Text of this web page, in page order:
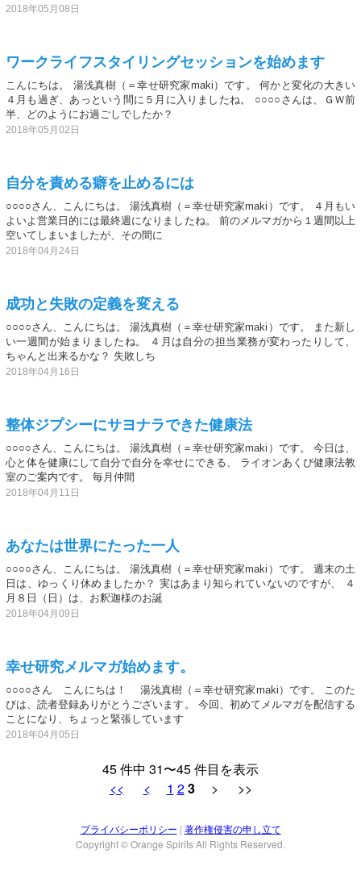
2018年05月08日
ワークライフスタイリングセッションを始めます
こんにちは。 湯浅真樹（＝幸せ研究家maki）です。 何かと変化の大きい
４月も過ぎ、あっという間に５月に入りましたね。 ○○○○さんは、ＧＷ前
半、どのようにお過ごしでしたか？
2018年05月02日
自分を責める癖を止めるには
○○○○さん、こんにちは。 湯浅真樹（＝幸せ研究家maki）です。 ４月もい
よいよ営業日的には最終週になりましたね。 前のメルマガから１週間以上
空いてしまいましたが、その間に
2018年04月24日
成功と失敗の定義を変える
○○○○さん、こんにちは。 湯浅真樹（＝幸せ研究家maki）です。 また新し
い一週間が始まりましたね。 ４月は自分の担当業務が変わったりして、
ちゃんと出来るかな？ 失敗しち
2018年04月16日
整体ジプシーにサヨナラできた健康法
○○○○さん、こんにちは。 湯浅真樹（＝幸せ研究家maki）です。 今日は、
心と体を健康にして自分で自分を幸せにできる、 ライオンあくび健康法教
室のご案内です。 毎月仲間
2018年04月11日
あなたは世界にたった一人
○○○○さん、こんにちは。 湯浅真樹（＝幸せ研究家maki）です。 週末の土
日は、ゆっくり休めましたか？ 実はあまり知られていないのですが、 ４
月８日（日）は、お釈迦様のお誕
2018年04月09日
幸せ研究メルマガ始めます。
○○○○さん こんにちは！ 湯浅真樹（＝幸せ研究家maki）です。 このた
びは、読者登録ありがとうございます。 今回、初めてメルマガを配信する
ことになり、ちょっと緊張しています
2018年04月05日
45 件中 31〜45 件目を表示
<<
< 1 23> >>
プライバシーポリシー | 著作権侵害の申し立て
Copyright © Orange Spirits All Rights Reserved.